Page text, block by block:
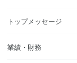
トップメッセージ
業績・財務